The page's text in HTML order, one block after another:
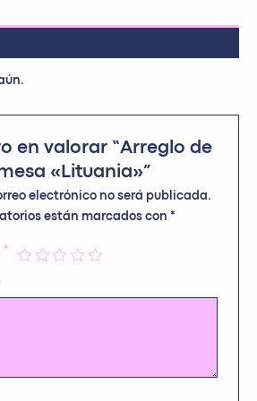
en valorar “Arreglo de
«Lituania»”
electrónico no será publicada.
están marcados con *
*